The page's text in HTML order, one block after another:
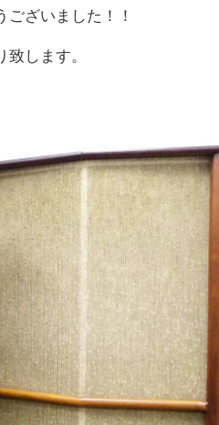
ざいました！！
します。